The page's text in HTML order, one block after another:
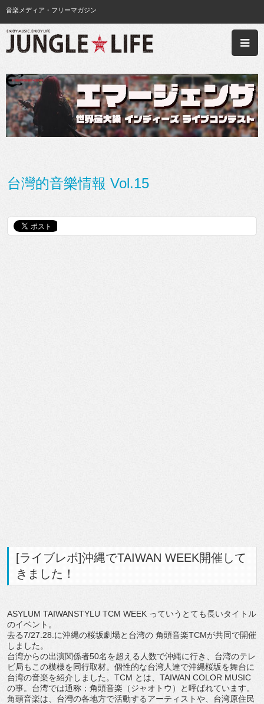
音楽メディア・フリーマガジン
台灣的音樂情報 Vol.15
[ライブレポ]沖縄でTAIWAN WEEK開催して
きました！
ASYLUM TAIWANSTYLU TCM WEEK っていうとても長いタイトル
のイベント。
去る7/27.28.に沖縄の桜坂劇場と台湾の 角頭音楽TCMが共同で開催
しました。
台湾からの出演関係者50名を超える人数で沖縄に行き、台湾のテレ
ビ局もこの模様を同行取材。個性的な台湾人達で沖縄桜坂を舞台に
台湾の音楽を紹介しました。TCM とは、TAIWAN COLOR MUSIC
の事。台湾では通称；角頭音楽（ジャオトウ）と呼ばれています。
角頭音楽は、台灣の各地方で活動するアーティストや、台湾原住民